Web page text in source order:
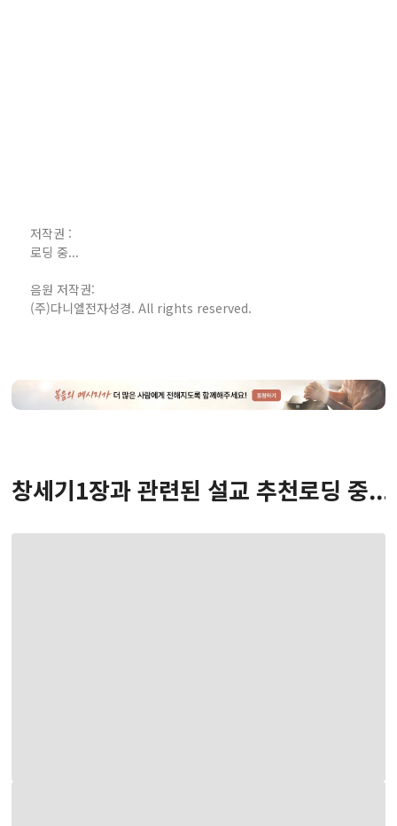
저작권 :
로딩 중...
음원 저작권:
(주)다니엘전자성경. All rights reserved.
창세기1장과 관련된 설교 추천로딩 중...